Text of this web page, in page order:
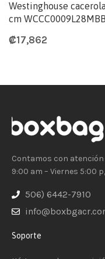
Westinghouse
cm WCCC0009L28MBB
₡17,862
Contamos con atención
9:00 am – Viernes 5:00
506) 6442-7910
Soporte